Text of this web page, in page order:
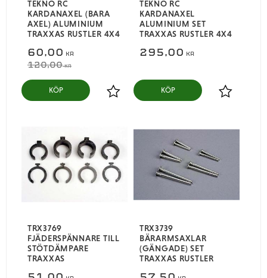
TEKNO RC
KARDANAXEL (BARA
AXEL) ALUMINIUM
TRAXXAS RUSTLER 4X4
60,00 KR
120,00KR
Lägg till i favoriter
KÖP
TEKNO RC
KARDANAXEL
ALUMINIUM SET
TRAXXAS RUSTLER 4X4
295,00 KR
Lägg till i
KÖP
TRX3769
FJÄDERSPÄNNARE TILL
STÖTDÄMPARE
TRAXXAS
TRX3739
BÄRARMSAXLAR
(GÄNGADE) SET
TRAXXAS RUSTLER